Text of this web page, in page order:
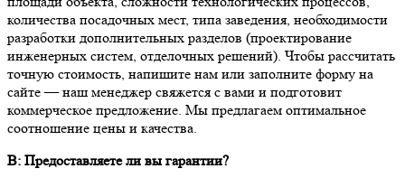
количества посадочных мест, типа заведения, необходимости
разработки дополнительных разделов (проектирование
инженерных систем, отделочных решений). Чтобы рассчитать
точную стоимость, напишите нам или заполните форму на
сайте — наш менеджер свяжется с вами и подготовит
коммерческое предложение. Мы предлагаем оптимальное
соотношение цены и качества.
В: Предоставляете ли вы гарантии?